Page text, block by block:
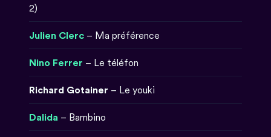
2)
Julien Clerc – Ma préférence
Nino Ferrer – Le téléfon
Richard Gotainer – Le youki
Dalida – Bambino